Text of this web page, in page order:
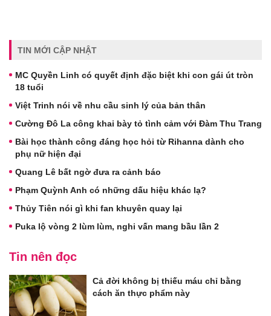
TIN MỚI CẬP NHẬT
MC Quyền Linh có quyết định đặc biệt khi con gái út tròn
18 tuổi
Việt Trinh nói về nhu cầu sinh lý của bản thân
Cường Đô La công khai bày tỏ tình cảm với Đàm Thu Trang
Bài học thành công đáng học hỏi từ Rihanna dành cho
phụ nữ hiện đại
Quang Lê bất ngờ đưa ra cảnh báo
Phạm Quỳnh Anh có những dấu hiệu khác lạ?
Thủy Tiên nói gì khi fan khuyên quay lại
Puka lộ vòng 2 lùm lùm, nghi vấn mang bầu lần 2
Tin nên đọc
Cả đời không bị thiếu máu chỉ bằng
cách ăn thực phẩm này